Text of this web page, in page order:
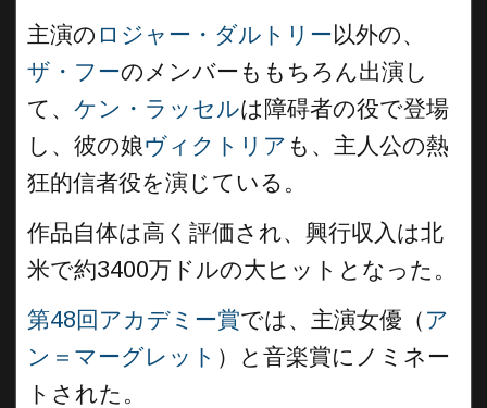
主演の ロジャー・ダルトリー以外の、
ザ・フーのメンバーももちろん出演し
て、 ケン・ラッセルは障碍者の役で登場
し、彼の娘ヴィクトリア も、主人公の熱
狂的信者役を演じている。
作品自体は高く評価され、興行収入は北
米で約3400万ドルの大ヒットとなった。
第48回アカデミー賞では、主演女優（ ア
ン＝マーグレット ）と音楽賞にノミネー
トされた。